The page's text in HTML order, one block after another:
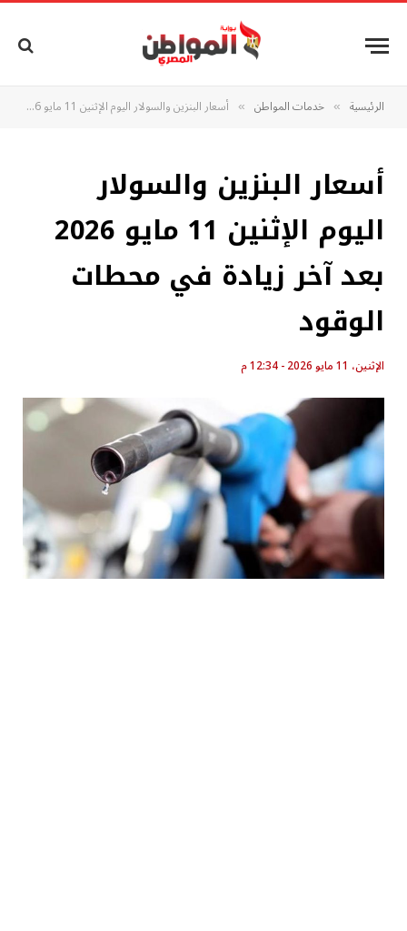
الرئيسية » خدمات المواطن » أسعار البنزين والسولار اليوم الإثنين 11 مايو 2026 بعد آخر زيادة في محطات الوقود
أسعار البنزين والسولار
اليوم الإثنين 11 مايو 2026
بعد آخر زيادة في محطات
الوقود
الإثنين، 11 مايو 2026 - 12:34 م